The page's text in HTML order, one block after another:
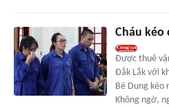
Cháu kéo
Được thuê
Đắk Lắk với
Bé Dung kéo
Không ngờ,